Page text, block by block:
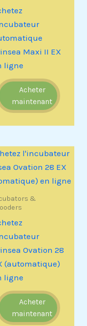
Maxi II EX
ligne
Acheter
maintenant
&
Ovation 28
(automatique)
ligne
Acheter
maintenant